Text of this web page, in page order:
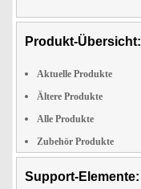
Produkt-Übersicht:
Aktuelle Produkte
Ältere Produkte
Alle Produkte
Zubehör Produkte
Support-Elemente: